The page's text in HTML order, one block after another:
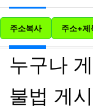
주소복사 주소+제
본문
누구나
불법 게